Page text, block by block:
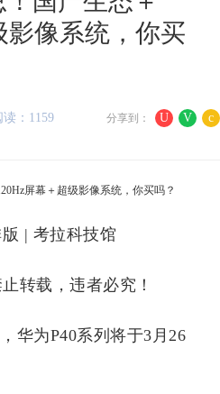
影像系统，你买
U V c
分享到：
读：1159
| 考拉科技馆
转载，违者必究！
华为P40系列将于3月26